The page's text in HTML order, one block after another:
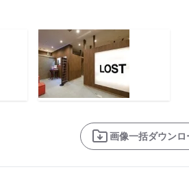
画像一括ダウンロ